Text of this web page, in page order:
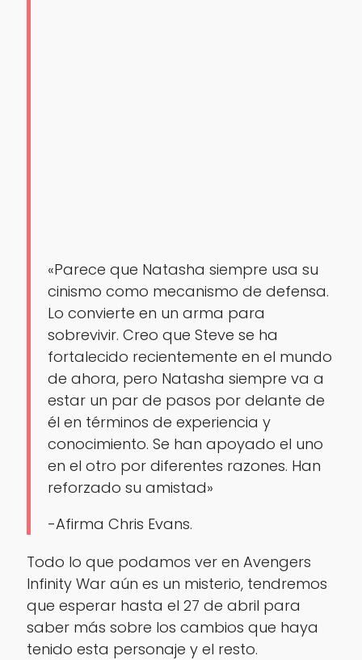
«Parece que Natasha siempre usa su
cinismo como mecanismo de defensa.
Lo convierte en un arma para
sobrevivir. Creo que Steve se ha
fortalecido recientemente en el mundo
de ahora, pero Natasha siempre va a
estar un par de pasos por delante de
él en términos de experiencia y
conocimiento. Se han apoyado el uno
en el otro por diferentes razones. Han
reforzado su amistad»
-Afirma Chris Evans.
Todo lo que podamos ver en Avengers
Infinity War aún es un misterio, tendremos
que esperar hasta el 27 de abril para
saber más sobre los cambios que haya
tenido esta personaje y el resto.